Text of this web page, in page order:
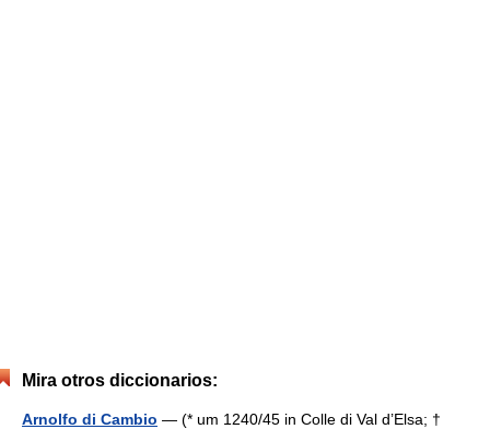
Mira otros diccionarios:
Arnolfo di Cambio — (* um 1240/45 in Colle di Val d’Elsa; †